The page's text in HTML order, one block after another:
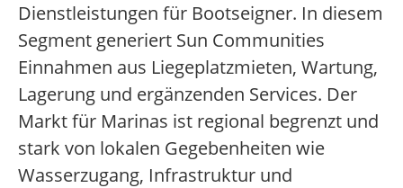
Dienstleistungen für Bootseigner. In diesem
Segment generiert Sun Communities
Einnahmen aus Liegeplatzmieten, Wartung,
Lagerung und ergänzenden Services. Der
Markt für Marinas ist regional begrenzt und
stark von lokalen Gegebenheiten wie
Wasserzugang, Infrastruktur und